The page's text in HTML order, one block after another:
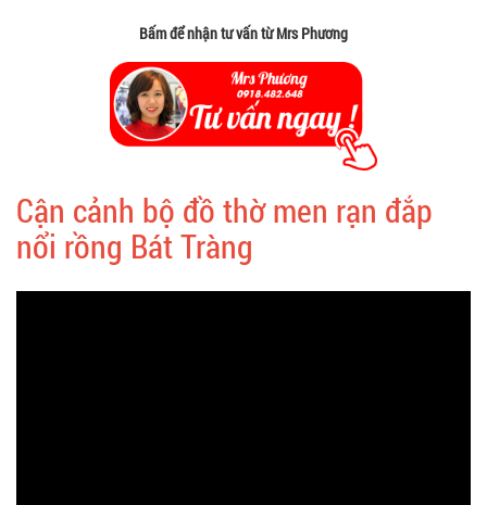
Bấm để nhận tư vấn từ Mrs Phương
Cận cảnh bộ đồ thờ men rạn đắp
nổi rồng Bát Tràng